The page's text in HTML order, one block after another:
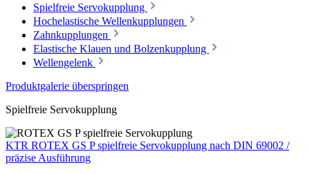
Spielfreie Servokupplung
Hochelastische Wellenkupplungen
Zahnkupplungen
Elastische Klauen und Bolzenkupplung
Wellengelenk
Produktgalerie überspringen
Spielfreie Servokupplung
KTR ROTEX GS P spielfreie Servokupplung nach DIN 69002 /
präzise Ausführung